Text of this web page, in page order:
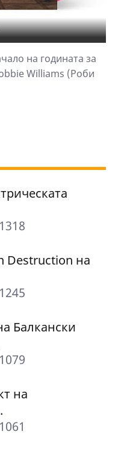
на годината за
Williams (Роби
1318
Destruction на
1245
Балкански
1079
на
1061